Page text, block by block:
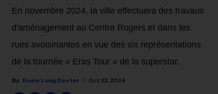
En novembre 2024, la ville effectuera des travaux
d'aménagement au Centre Rogers et dans les
rues avoisinantes en vue des six représentations
de la tournée « Eras Tour » de la superstar.
Rosie Long Decter Oct 22, 2024